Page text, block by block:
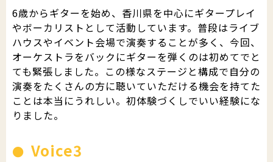
6歳からギターを始め、香川県を中心にギタープレイ
やボーカリストとして活動しています。普段はライブ
ハウスやイベント会場で演奏することが多く、今回、
オーケストラをバックにギターを弾くのは初めてでと
ても緊張しました。この様なステージと構成で自分の
演奏をたくさんの方に聴いていただける機会を持てた
ことは本当にうれしい。初体験づくしでいい経験にな
りました。
Voice3